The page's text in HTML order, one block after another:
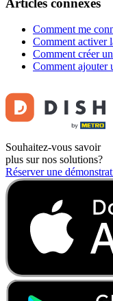
Comment me
Comment activer
Comment créer
Comment ajouter
Souhaitez-vous savoir
plus sur nos solutions?
Réserver une